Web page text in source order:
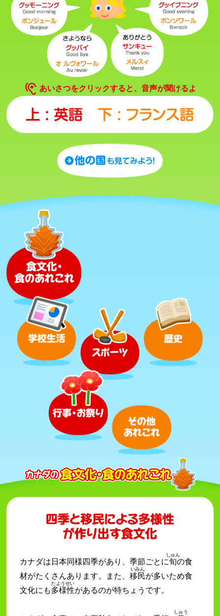
hearing あいさつをクリックすると、音声が聞けるよ
カナダは日本同様四季があり、季節ごとに旬
しゅん
の食
材がたくさんあります。また、移民
いみん
が多いため食
文化にも多様性
たようせい
があるのが特ちょうです。
しゅう